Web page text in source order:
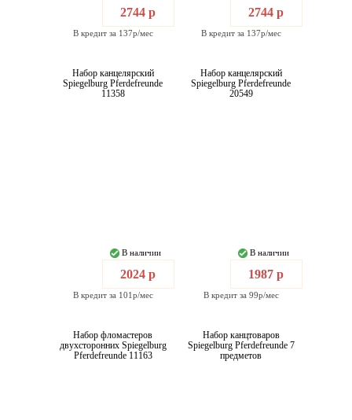
2744 р
В кредит за 137р/мес
2744 р
В кредит за 137р/мес
Набор канцелярский
Spiegelburg Pferdefreunde
11358
В наличии
2024 р
В кредит за 101р/мес
Набор канцелярский
Spiegelburg Pferdefreunde
20549
В наличии
1987 р
В кредит за 99р/мес
Набор фломастеров
двухсторонних Spiegelburg
Pferdefreunde 11163
Набор канцтоваров
Spiegelburg Pferdefreunde 7
предметов